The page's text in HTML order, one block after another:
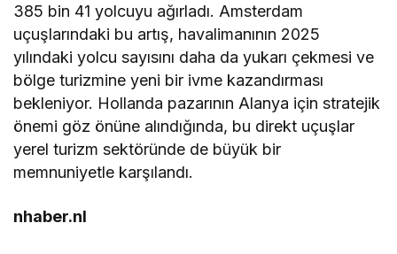
385 bin 41 yolcuyu ağırladı. Amsterdam
uçuşlarındaki bu artış, havalimanının 2025
yılındaki yolcu sayısını daha da yukarı çekmesi ve
bölge turizmine yeni bir ivme kazandırması
bekleniyor. Hollanda pazarının Alanya için stratejik
önemi göz önüne alındığında, bu direkt uçuşlar
yerel turizm sektöründe de büyük bir
memnuniyetle karşılandı.
nhaber.nl